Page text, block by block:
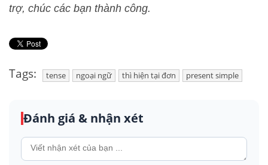
trợ, chúc các bạn thành công.
Tags: tense ngoại ngữ thì hiện tại đơn present simple
Đánh giá & nhận xét